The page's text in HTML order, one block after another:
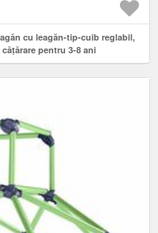
cu leagăn-tip-cuib reglabil,
pentru 3-8 ani